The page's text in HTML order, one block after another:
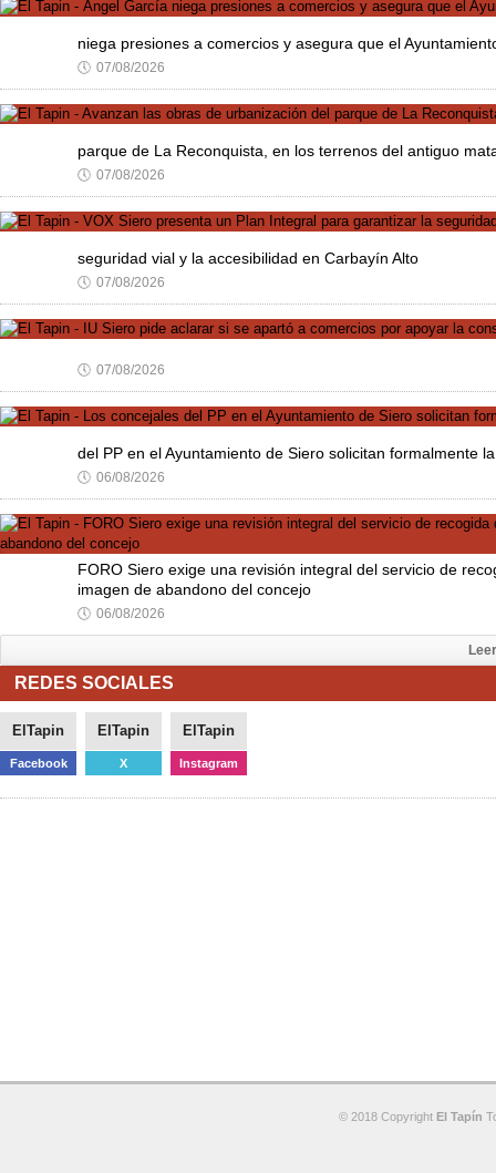
niega presiones a comercios y asegura que el
🕔 07/08/2026
parque de La Reconquista, en los terrenos del antiguo
🕔 07/08/2026
seguridad vial y la accesibilidad en Carbayín Alto
🕔 07/08/2026
🕔 07/08/2026
del PP en el Ayuntamiento de Siero solicitan formalmente
🕔 06/08/2026
FORO Siero exige una revisión integral del servicio de
imagen de abandono del concejo
🕔 06/08/2026
REDES SOCIALES
ElTapin
Facebook
ElTapin
X
ElTapin
Instagram
© 2018 Copyright El Tapín